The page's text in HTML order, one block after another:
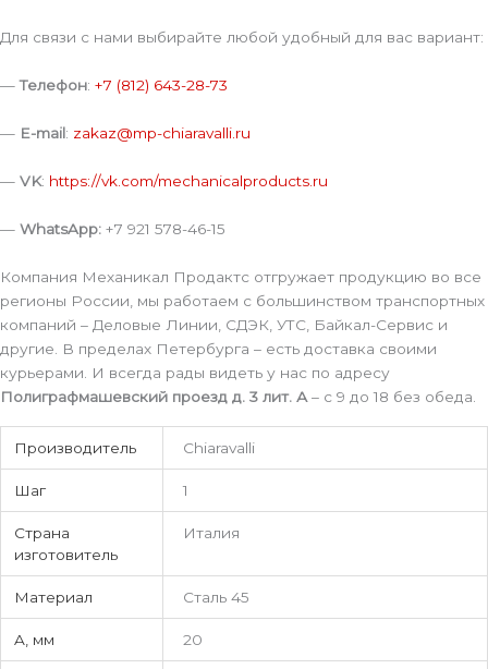
Для связи с нами выбирайте любой удобный для вас вариант:
—Телефон: +7 (812) 643-28-73
— E-mail: zakaz@mp-chiaravalli.ru
— VK: https://vk.com/mechanicalproducts.ru
— WhatsApp: +7 921 578-46-15
Компания Механикал Продактс отгружает продукцию во все
регионы России, мы работаем с большинством транспортных
компаний – Деловые Линии, СДЭК, УТС, Байкал-Сервис и
другие. В пределах Петербурга – есть доставка своими
курьерами. И всегда рады видеть у нас по адресу
Полиграфмашевский проезд д. 3 лит. А – с 9 до 18 без обеда.
Производитель Chiaravalli
Шаг 1
Страна
изготовитель
Италия
Материал Сталь 45
A, мм 20